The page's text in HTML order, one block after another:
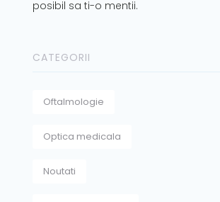
posibil sa ti-o mentii.
CATEGORII
Oftalmologie
Optica medicala
Noutati